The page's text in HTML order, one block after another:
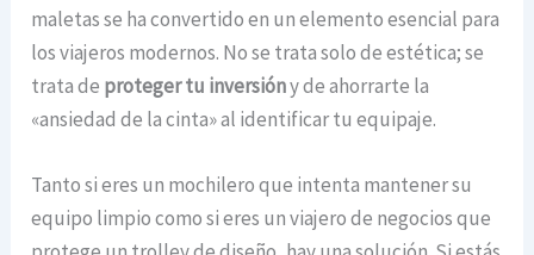
maletas se ha convertido en un elemento esencial para
los viajeros modernos. No se trata solo de estética; se
trata de proteger tu inversióny de ahorrarte la
«ansiedad de la cinta» al identificar tu equipaje.
Tanto si eres un mochilero que intenta mantener su
equipo limpio como si eres un viajero de negocios que